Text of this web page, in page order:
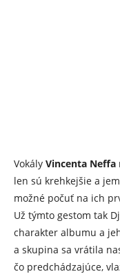
Vokály Vincenta Neffa
len sú krehkejšie a
možné počuť na ich
Už týmto gestom tak
charakter albumu a
a skupina sa vrátila
čo predchádzajúce,